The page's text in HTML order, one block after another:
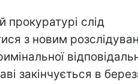
прокуратурі слід
з новим
закінчується в